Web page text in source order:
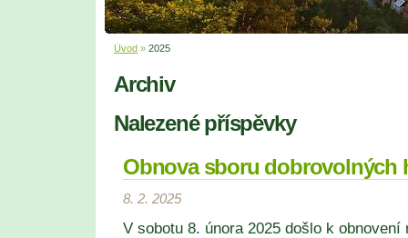
Úvod » 2025
Archiv
Nalezené příspěvky
Obnova sboru dobrovolných
8. 2. 2025
V sobotu 8. února 2025 došlo k obnovení